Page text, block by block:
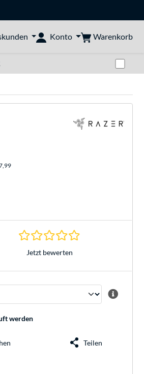
Konto Warenkorb
0.0 Sterne bei 0
Jetzt bewerten
werden
Teilen